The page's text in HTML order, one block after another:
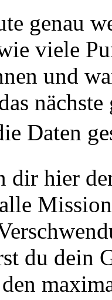
genau
viele
und
Daten
dir hier
du dein